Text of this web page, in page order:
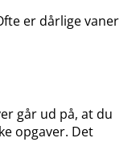
er dårlige vaner
går ud på, at du
opgaver. Det